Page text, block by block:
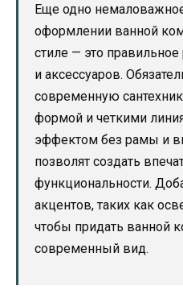
Еще одно
оформлении ванной
стиле — это
и аксессуаров.
современную
формой и четкими
эффектом без рамы и
позволят создать
функциональности.
акцентов, таких как
чтобы придать ванной
современный вид.